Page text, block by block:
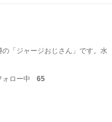
「ジャージおじさん」です。水
ォロー中 65